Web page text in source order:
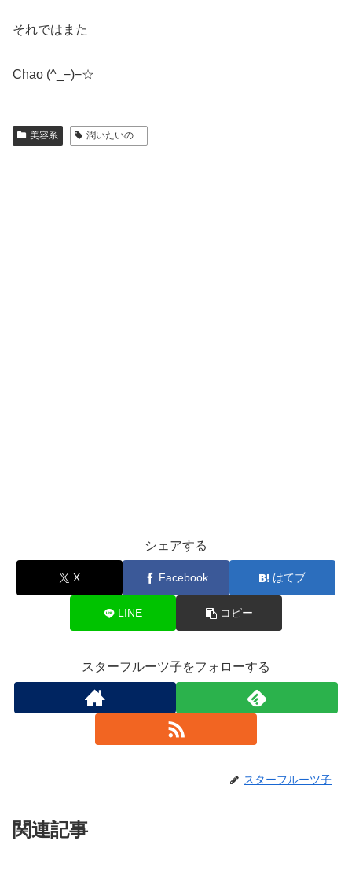
それではまた
Chao (^_−)−☆
美容系 潤いたいの…
シェアする
X Facebook はてブ
LINE コピー
スターフルーツ子をフォローする
スターフルーツ子
関連記事